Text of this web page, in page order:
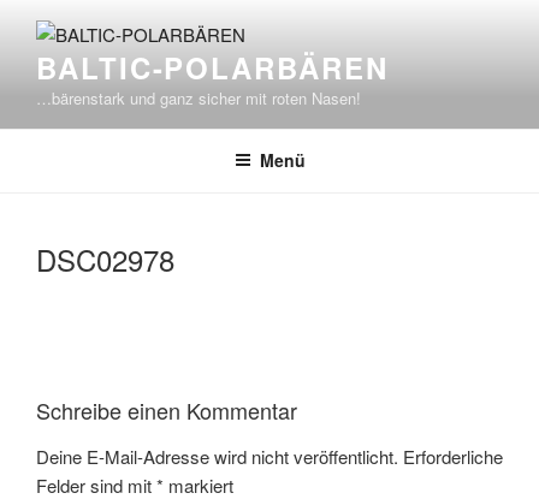
Inhalt
springenBALTIC-POLARBÄREN
…bärenstark und ganz sicher mit roten Nasen!
Menü
DSC02978
Schreibe einen Kommentar
Deine E-Mail-Adresse wird nicht veröffentlicht. Erforderliche
Felder sind mit* markiert